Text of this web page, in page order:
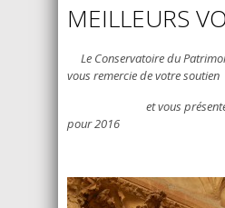
MEILLEURS
Le Conservatoire du
vous remercie de votre soutien
et vous
pour 2016